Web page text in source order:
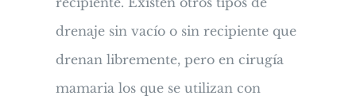
drenaje sin vacío o sin recipiente que
drenan libremente, pero en cirugía
mamaria los que se utilizan con